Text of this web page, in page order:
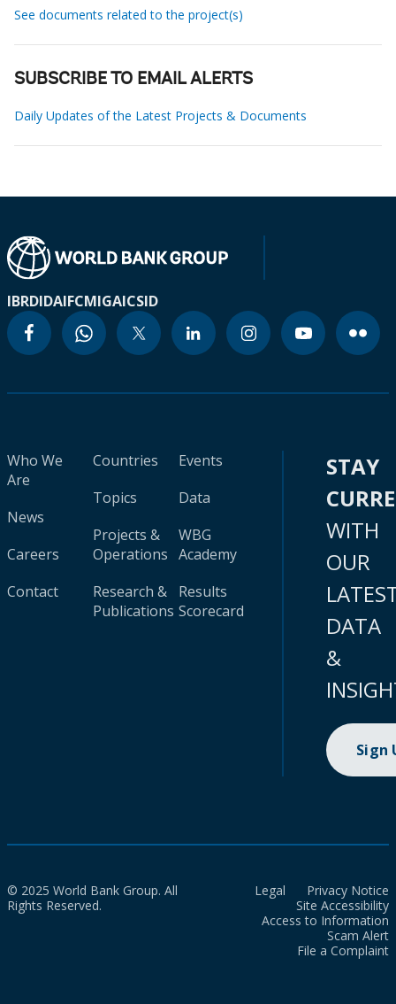
See documents related to the project(s)
SUBSCRIBE TO EMAIL ALERTS
Daily Updates of the Latest Projects & Documents
IBRDIDAIFCMIGAICSID
Who We
Are
News
Careers
Contact
Countries
Topics
Projects &
Operations
Research &
Publications
Events
Data
WBG
Academy
Results
Scorecard
STAY
WITH
OUR
DATA
&
Sign
© 2025 World Bank Group. All
Rights Reserved.
Legal
Privacy Notice
Site Accessibility
Access to Information
Scam Alert
File a Complaint